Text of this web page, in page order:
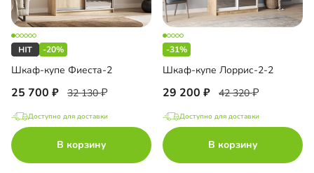
-20%
Шкаф-купе Фиеста-2
25 700 32 130
Доступно для доставки
В корзину
-31%
Шкаф-купе Лоррис-2-2
29 200 42 320
Доступно для доставки
В корзину